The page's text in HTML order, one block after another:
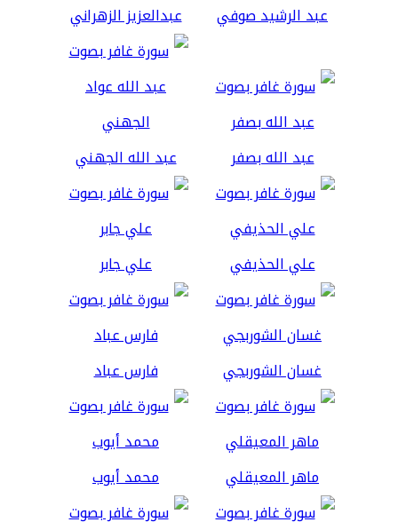
عبد الرشيد صوفي عبدالعزيز الزهراني
عبد الله بصفر عبد الله الجهني
علي الحذيفي علي جابر
غسان الشوربجي فارس عباد
ماهر المعيقلي محمد أيوب